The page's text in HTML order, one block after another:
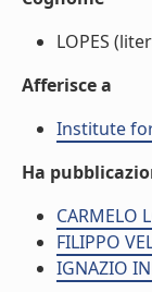
LOPES
Afferisce a
Institute
Ha
CARMELO
FILIPPO
IGNAZIO